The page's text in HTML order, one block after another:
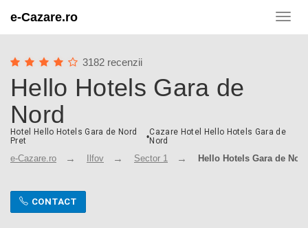
e-Cazare.ro
3182 recenzii
Hello Hotels Gara de
Nord
Hotel Hello Hotels Gara de Nord
Pret
•Cazare Hotel Hello Hotels Gara de
Nord
e-Cazare.ro Ilfov Sector 1 Hello Hotels Gara de Nord
CONTACT